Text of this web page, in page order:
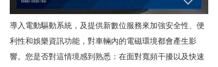
導入電動驅動系統，及提供新數位服務來加強安全性、便
利性和娛樂資訊功能，對車輛內的電磁環境都會產生影
響。您是否對這情境感到熟悉：在面對寬頻干擾以及快速